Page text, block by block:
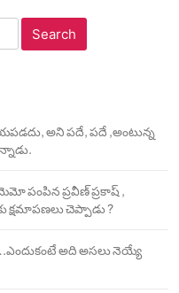
అని పదే, పదే ,అంటున్న
పంపిన ప్రవీణ్ ప్రకాష్ ,
క్షమాపణలు చెప్పాడు ?
అది అసలు నెయ్యే